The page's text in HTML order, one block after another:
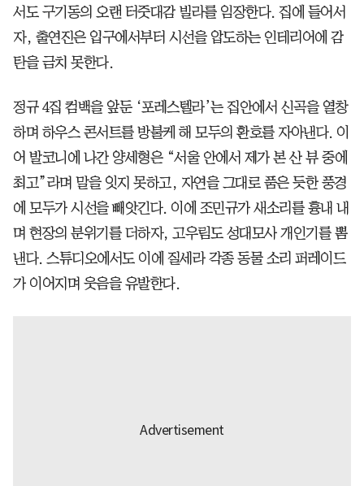
서도 구기동의 오랜 터줏대감 빌라를 임장한다. 집에 들어서
자, 출연진은 입구에서부터 시선을 압도하는 인테리어에 감
탄을 금치 못한다.
정규 4집 컴백을 앞둔 ‘포레스텔라’는 집안에서 신곡을 열창
하며 하우스 콘서트를 방불케 해 모두의 환호를 자아낸다. 이
어 발코니에 나간 양세형은 “서울 안에서 제가 본 산 뷰 중에
최고”라며 말을 잇지 못하고, 자연을 그대로 품은 듯한 풍경
에 모두가 시선을 빼앗긴다. 이에 조민규가 새소리를 흉내 내
며 현장의 분위기를 더하자, 고우림도 성대모사 개인기를 뽐
낸다. 스튜디오에서도 이에 질세라 각종 동물 소리 퍼레이드
가 이어지며 웃음을 유발한다.